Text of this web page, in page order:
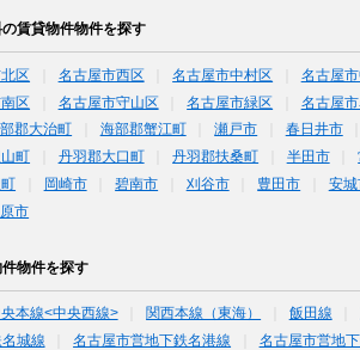
賃貸物件物件を探す
区 名古屋市西区 名古屋市中村区 名古屋
区 名古屋市守山区 名古屋市緑区 名古屋
郡大治町 海部郡蟹江町 瀬戸市 春日井市
町 丹羽郡大口町 丹羽郡扶桑町 半田市
岡崎市 碧南市 刈谷市 豊田市 安城
市
物件を探す
本線<中央西線> 関西本線（東海） 飯田線
城線 名古屋市営地下鉄名港線 名古屋市営地